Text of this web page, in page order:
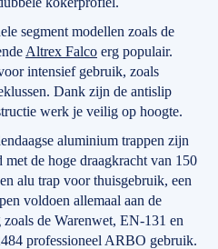
segment modellen zoals de
Altrex Falco erg populair.
intensief gebruik, zoals
Dank zijn de antislip
werk je veilig op hoogte.
aluminium trappen zijn
de hoge draagkracht van 150
alu trap voor thuisgebruik, een
voldoen allemaal aan de
de Warenwet, EN-131 en
professioneel ARBO gebruik.